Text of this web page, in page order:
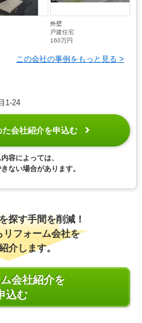
外壁
戸建住宅
160万円
この会社の事例をもっと見る >
1-24
会社紹介を申込む
容によっては、
ない場合があります。
探す手間を削減！
リフォーム会社を
介します。
会社紹介を
込む